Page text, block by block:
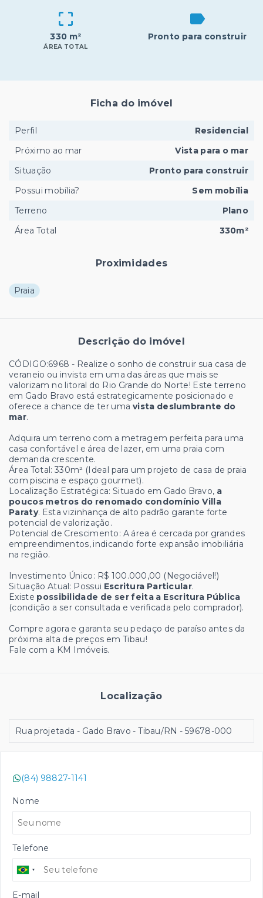
330 m²
ÁREA TOTAL
Pronto para construir
Proximidades
Praia
Descrição do imóvel
CÓDIGO:6968 - Realize o sonho de construir sua casa de
veraneio ou invista em uma das áreas que mais se
valorizam no litoral do Rio Grande do Norte! Este terreno
em Gado Bravo está estrategicamente posicionado e
oferece a chance de ter uma vista deslumbrante do
mar.
Adquira um terreno com a metragem perfeita para uma
casa confortável e área de lazer, em uma praia com
demanda crescente.
Área Total: 330m² (Ideal para um projeto de casa de praia
com piscina e espaço gourmet).
Localização Estratégica: Situado em Gado Bravo, a
poucos metros do renomado condomínio Villa
Paraty. Esta vizinhança de alto padrão garante forte
potencial de valorização.
Potencial de Crescimento: A área é cercada por grandes
empreendimentos, indicando forte expansão imobiliária
na região.
Investimento Único: R$ 100.000,00 (Negociável!)
Situação Atual: Possui Escritura Particular.
Existe possibilidade de ser feita a Escritura Pública
(condição a ser consultada e verificada pelo comprador).
Compre agora e garanta seu pedaço de paraíso antes da
próxima alta de preços em Tibau!
Fale com a KM Imóveis.
Localização
Rua projetada - Gado Bravo - Tibau/RN - 59678-000
Ficha do imóvel
Perfil
Residencial
Próximo ao mar
Vista para o mar
Situação
Pronto para construir
Possui mobília?
Sem mobília
Terreno
Plano
Área Total
330m²
(84) 98827-1141
Nome
Telefone
E-mail